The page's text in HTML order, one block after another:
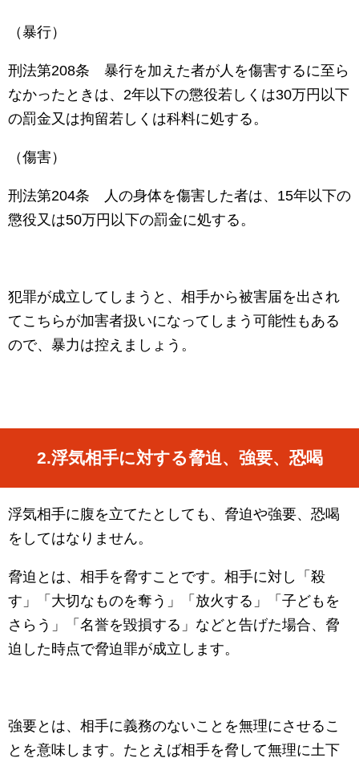
（暴行）
刑法第208条 暴行を加えた者が人を傷害するに至ら
なかったときは、 2年以下の懲役若しくは30万円以下
の罰金又は拘留若しくは科料に処する。
（傷害）
刑法第204条 人の身体を傷害した者は、 15年以下の
懲役又は50万円以下の罰金に処する。
犯罪が成立してしまうと、相手から被害届を出され
てこちらが加害者扱いになってしまう可能性もある
ので、暴力は控えましょう。
2.浮気相手に対する脅迫、強要、恐喝
浮気相手に腹を立てたとしても、脅迫や強要、恐喝
をしてはなりません。
脅迫とは、相手を脅すことです。相手に対し「殺
す」「大切なものを奪う」「放火する」「子どもを
さらう」「名誉を毀損する」などと告げた場合、脅
迫した時点で脅迫罪が成立します。
強要とは、相手に義務のないことを無理にさせるこ
とを意味します。たとえば相手を脅して無理に土下